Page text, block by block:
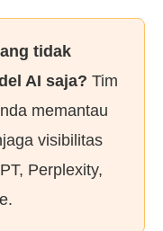
tidak
AI saja? Tim
memantau
visibilitas
Perplexity,